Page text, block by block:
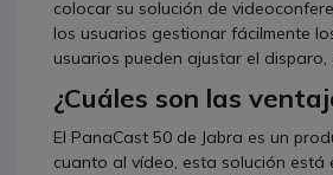
colocar su solución de
los usuarios gestionar fácilmente
usuarios pueden ajustar el
¿Cuáles son las
El PanaCast 50 de Jabra es un
cuanto al vídeo, esta solución está